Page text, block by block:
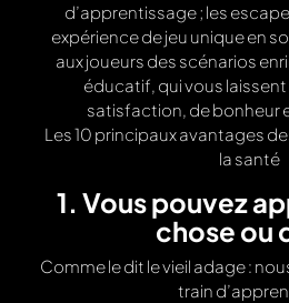
d’apprentissage ; les
expérience de jeu unique en
aux joueurs des scénarios
éducatif, qui vous
satisfaction, de bonheur
Les 10 principaux avantages
la santé
1. Vous pouvez
chose ou
Comme le dit le vieil adage :
train